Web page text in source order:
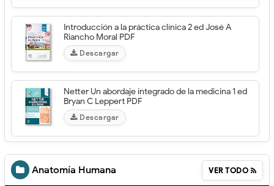
Introducción a la práctica clínica 2 ed José A
Riancho Moral PDF
Descargar
Netter Un abordaje integrado de la medicina 1 ed
Bryan C Leppert PDF
Descargar
Anatomía Humana VER TODO